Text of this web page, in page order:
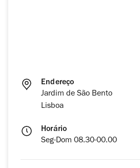
Endereço
Jardim de São Bento
Lisboa
Horário
Seg-Dom 08.30-00.00